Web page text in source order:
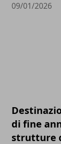
09/01/2026
di fine
strutture